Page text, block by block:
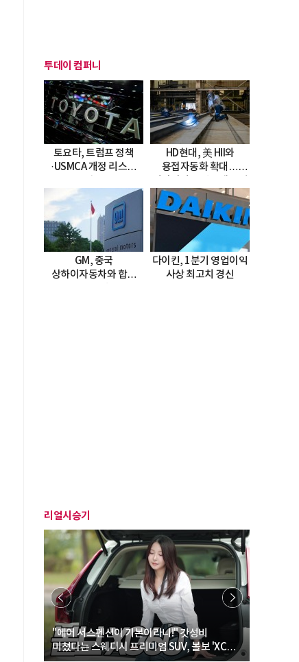
투데이 컴퍼니
토요타, 트럼프 정책
·USMCA 개정 리스크
HD현대, 美 HII와
용접자동화 확대…
도입
GM, 중국
상하이자동차와 합작
다이킨, 1분기 영업이익
사상 최고치 경신
리얼시승기
"에어 서스펜션이 기본이라니!" 갓성비
미쳤다는 스웨디시 프리미엄 SUV, 볼보 'XC60